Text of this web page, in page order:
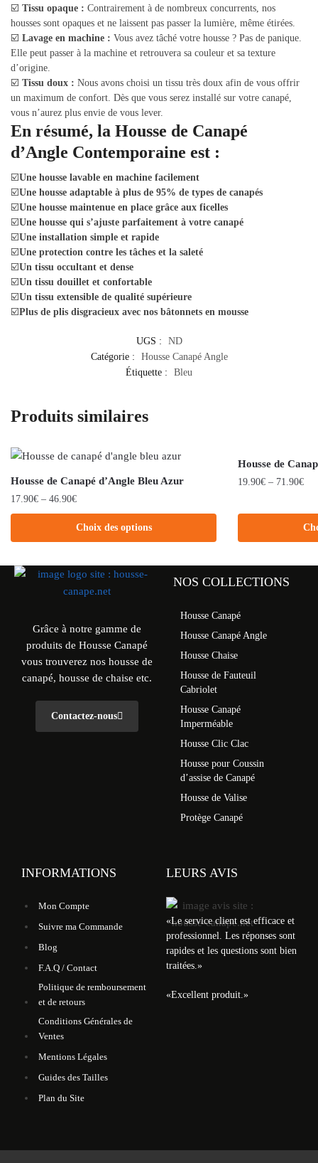
☑️ Tissu opaque : Contrairement à de nombreux concurrents, nos
housses sont opaques et ne laissent pas passer la lumière, même étirées.
☑️ Lavage en machine : Vous avez tâché votre housse ? Pas de panique.
Elle peut passer à la machine et retrouvera sa couleur et sa texture
d’origine.
☑️ Tissu doux : Nous avons choisi un tissu très doux afin de vous offrir
un maximum de confort. Dès que vous serez installé sur votre canapé,
vous n’aurez plus envie de vous lever.
En résumé, la Housse de Canapé
d’Angle Contemporaine est :
☑️Une housse lavable en machine facilement
☑️Une housse adaptable à plus de 95% de types de canapés
☑️Une housse maintenue en place grâce aux ficelles
☑️Une housse qui s’ajuste parfaitement à votre canapé
☑️Une installation simple et rapide
☑️Une protection contre les tâches et la saleté
☑️Un tissu occultant et dense
☑️Un tissu douillet et confortable
☑️Un tissu extensible de qualité supérieure
☑️Plus de plis disgracieux avec nos bâtonnets en mousse
UGS :
ND
Catégorie :
Housse Canapé Angle
Étiquette :
Bleu
Produits similaires
Housse de Canapé d’Angle Bleu Azur
17.90€ – 46.90€
Choix des options
Housse de
19.90€ – 71.90€
Grâce à notre gamme de
produits de Housse Canapé
vous trouverez nos housse de
canapé, housse de chaise etc.
Contactez-nous
NOS COLLECTIONS
Housse Canapé
Housse Canapé Angle
Housse Chaise
Housse de Fauteuil
Cabriolet
Housse Canapé
Imperméable
Housse Clic Clac
Housse pour Coussin
d’assise de Canapé
Housse de Valise
Protège Canapé
INFORMATIONS
Mon Compte
Suivre ma Commande
Blog
F.A.Q / Contact
Politique de remboursement
et de retours
Conditions Générales de
Ventes
Mentions Légales
Guides des Tailles
Plan du Site
LEURS AVIS
«Le service client est efficace et
professionnel. Les réponses sont
rapides et les questions sont bien
traitées.»
«Excellent produit.»